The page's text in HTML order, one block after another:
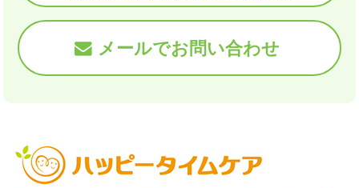
メールでお問い合わせ